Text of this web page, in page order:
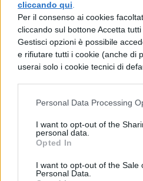
cliccando qui
Per il consenso ai cookies
cliccando sul bottone Accetta
Gestisci opzioni è possibile
e rifiutare tutti i cookie (anche di
userai solo i cookie tecnici di
Personal Data Processing
I want to opt-out of the
personal data.
Opted In
I want to opt-out of the Sale
Personal Data.
il Suem. Il
individuato sulla
di altezza rispetto al
Nonostante le
cosciente, rendendo
l’intervento
di atterraggio